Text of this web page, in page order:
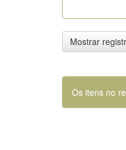
Mostrar
Os itens no